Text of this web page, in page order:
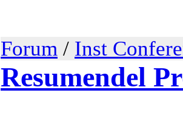
Forum / Inst
Resumendel